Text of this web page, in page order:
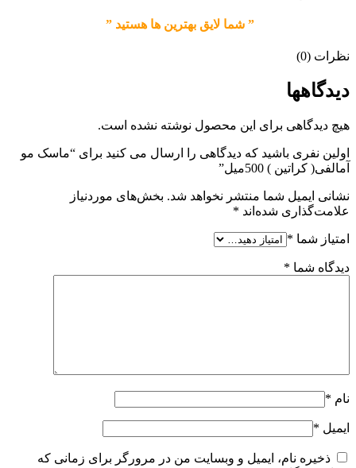
” شما لایق بهترین ها هستید ”
نظرات (0)
دیدگاهها
هیچ دیدگاهی برای این محصول نوشته نشده است.
اولین نفری باشید که دیدگاهی را ارسال می کنید برای “ماسک مو
آمالفی( کراتین ) 500میل”
نشانی ایمیل شما منتشر نخواهد شد. بخش‌های موردنیاز
علامت‌گذاری شده‌اند *
امتیاز شما *
دیدگاه شما *
نام *
ایمیل *
ذخیره نام، ایمیل و وبسایت من در مرورگر برای زمانی که